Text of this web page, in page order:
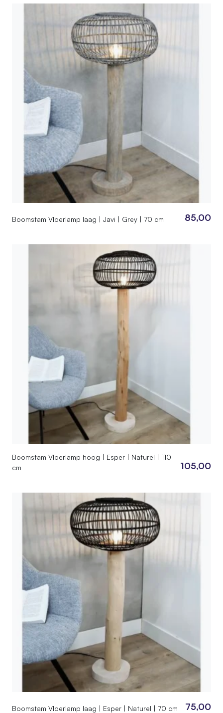
Afmetingen
150 × 130 cm
Boomstam Vloerlamp laag | Javi | Grey | 70 cm 85,00
Boomstam Vloerlamp hoog | Esper | Naturel | 110
cm
105,00
Boomstam Vloerlamp laag | Esper | Naturel | 70 cm 75,00